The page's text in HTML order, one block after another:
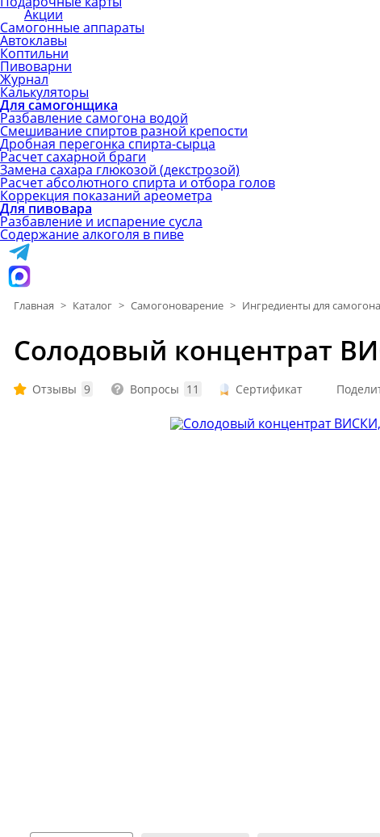
Акции
Самогонные аппараты
Автоклавы
Коптильни
Пивоварни
Журнал
Калькуляторы
Для самогонщика
Разбавление самогона водой
Смешивание спиртов разной крепости
Дробная перегонка спирта-сырца
Расчет сахарной браги
Замена сахара глюкозой (декстрозой)
Расчет абсолютного спирта и отбора голов
Коррекция показаний ареометра
Для пивовара
Разбавление и испарение сусла
Содержание алкоголя в пиве
Главная > Каталог > Самогоноварение > Ингредиенты для самогона
Солодовый концентрат
Отзывы 9 Вопросы 11 Сертификат